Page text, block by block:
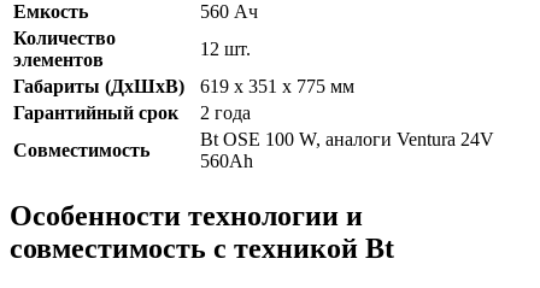
Емкость
560 Ач
Количество
элементов
12 шт.
Габариты (ДхШхВ)
619 x 351 x 775 мм
Гарантийный срок
2 года
Совместимость
Bt OSE 100 W, аналоги Ventura 24V
560Ah
Особенности технологии и
совместимость с техникой Bt